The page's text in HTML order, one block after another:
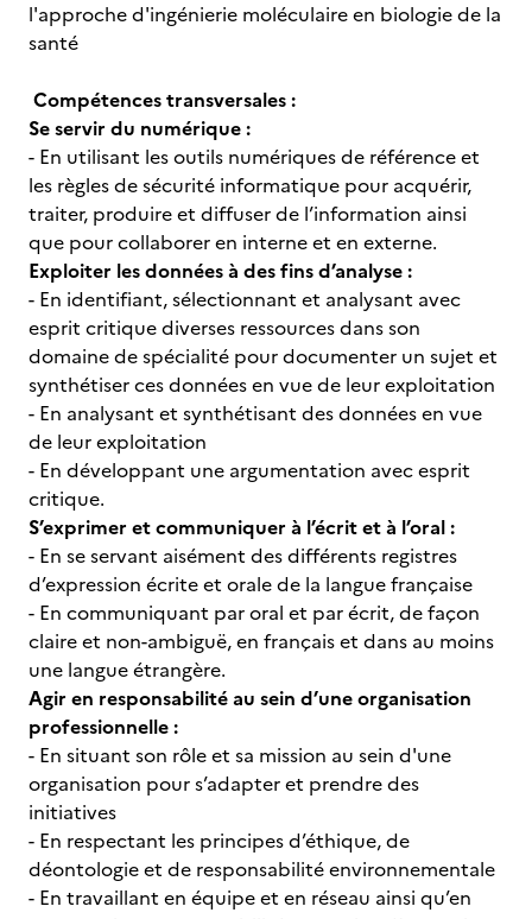
l'approche d'ingénierie moléculaire en biologie de la
santé
Compétences transversales :
Se servir du numérique :
- En utilisant les outils numériques de référence et
les règles de sécurité informatique pour acquérir,
traiter, produire et diffuser de l’information ainsi
que pour collaborer en interne et en externe.
Exploiter les données à des fins d’analyse :
- En identifiant, sélectionnant et analysant avec
esprit critique diverses ressources dans son
domaine de spécialité pour documenter un sujet et
synthétiser ces données en vue de leur exploitation
- En analysant et synthétisant des données en vue
de leur exploitation
- En développant une argumentation avec esprit
critique.
S’exprimer et communiquer à l’écrit et à l’oral :
- En se servant aisément des différents registres
d’expression écrite et orale de la langue française
- En communiquant par oral et par écrit, de façon
claire et non-ambiguë, en français et dans au moins
une langue étrangère.
Agir en responsabilité au sein d’une organisation
professionnelle :
- En situant son rôle et sa mission au sein d'une
organisation pour s’adapter et prendre des
initiatives
- En respectant les principes d’éthique, de
déontologie et de responsabilité environnementale
- En travaillant en équipe et en réseau ainsi qu’en